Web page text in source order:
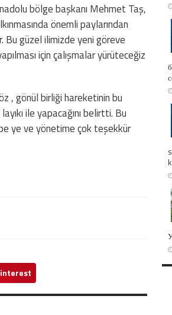
bölge başkanı Mehmet Taş,
önemli paylarından
Bu güzel ilimizde yeni göreve
için çalışmalar yürüteceğiz
, gönül birliği hareketinin bu
ile yapacağını belirtti. Bu
ye ve yönetime çok teşekkür